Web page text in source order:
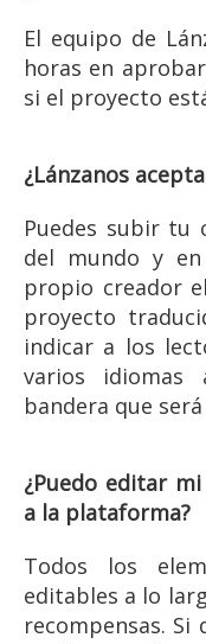
El equipo de
horas en
si el proyecto
¿Lánzanos
Puedes subir tu
del mundo y
propio creador
proyecto
indicar a los
varios
bandera que
¿Puedo editar
a la plataforma?
Todos los
editables a lo
recompensas. Si